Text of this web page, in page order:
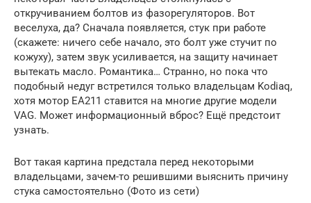
откручиванием болтов из фазорегуляторов. Вот
веселуха, да? Сначала появляется, стук при работе
(скажете: ничего себе начало, это болт уже стучит по
кожуху), затем звук усиливается, на защиту начинает
вытекать масло. Романтика… Странно, но пока что
подобный недуг встретился только владельцам Kodiaq,
хотя мотор EA211 ставится на многие другие модели
VAG. Может информационный вброс? Ещё предстоит
узнать.
Вот такая картина предстала перед некоторыми
владельцами, зачем-то решившими выяснить причину
стука самостоятельно (Фото из сети)